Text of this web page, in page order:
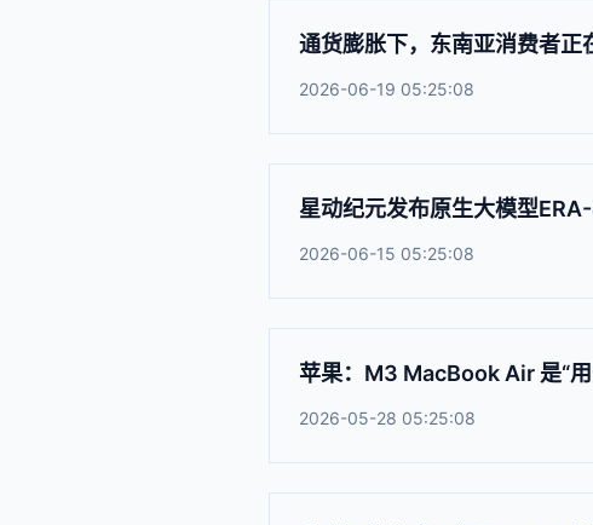
通货膨胀下，东南亚消费者正
2026-06-19 05:25:08
星动纪元发布原生大模型
2026-06-15 05:25:08
苹果：M3 MacBook Air 是“
2026-05-28 05:25:08